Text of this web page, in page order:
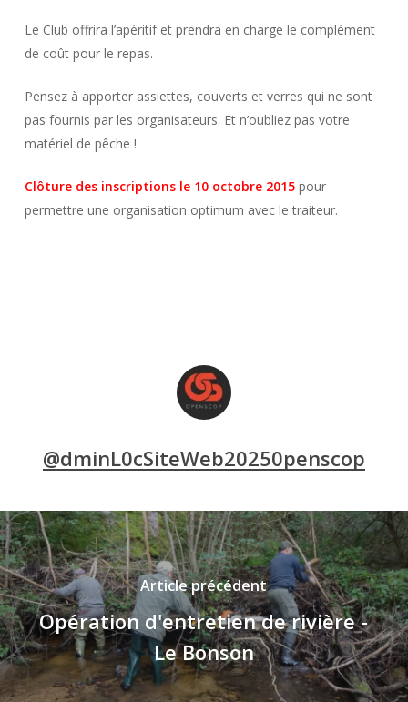
Le Club offrira l’apéritif et prendra en charge le complément
de coût pour le repas.
Pensez à apporter assiettes, couverts et verres qui ne sont
pas fournis par les organisateurs. Et n’oubliez pas votre
matériel de pêche !
Clôture des inscriptions le 10 octobre 2015pour
permettre une organisation optimum avec le traiteur.
@dminL0cSiteWeb20250penscop
Article précédent
Opération d'entretien de rivière -
Le Bonson